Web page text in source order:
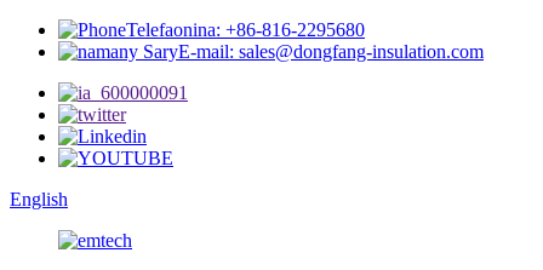
Telefaonina: +86-816-2295680
E-mail: sales@dongfang-insulation.com
English